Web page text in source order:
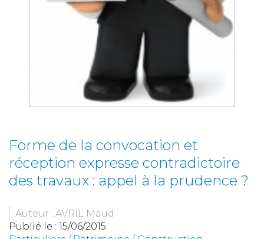
Forme de la convocation et
réception expresse contradictoire
des travaux : appel à la prudence ?
Auteur : AVRIL Maud
Publié le : 15/06/2015